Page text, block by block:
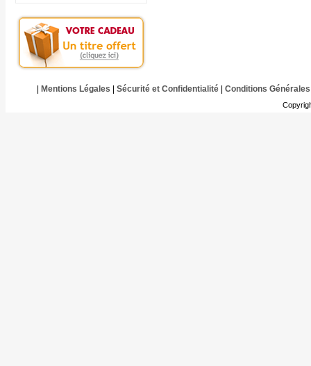
Mentions Légales Sécurité et Confidentialité| Conditions Générales